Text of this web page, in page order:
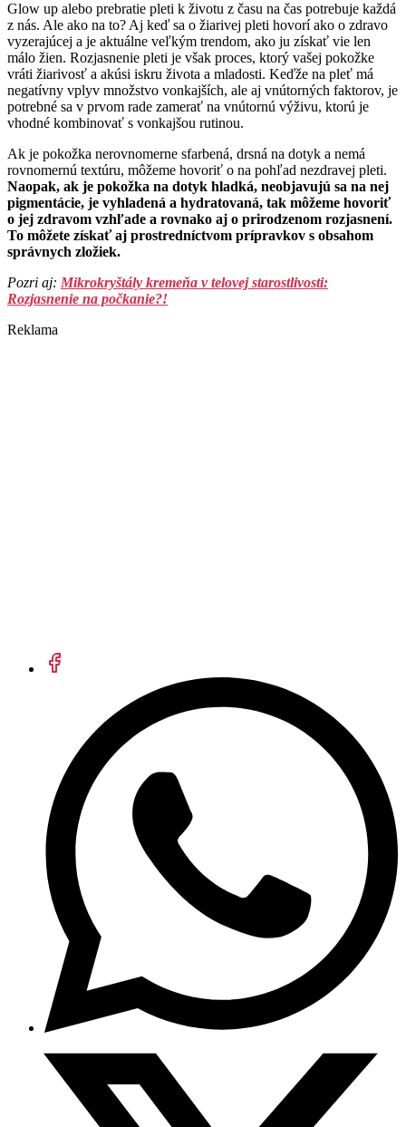
Glow up alebo prebratie pleti k životu z času na čas potrebuje každá
z nás. Ale ako na to? Aj keď sa o žiarivej pleti hovorí ako o zdravo
vyzerajúcej a je aktuálne veľkým trendom, ako ju získať vie len
málo žien. Rozjasnenie pleti je však proces, ktorý vašej pokožke
vráti žiarivosť a akúsi iskru života a mladosti. Keďže na pleť má
negatívny vplyv množstvo vonkajších, ale aj vnútorných faktorov, je
potrebné sa v prvom rade zamerať na vnútornú výživu, ktorú je
vhodné kombinovať s vonkajšou rutinou.
Ak je pokožka nerovnomerne sfarbená, drsná na dotyk a nemá
rovnomernú textúru, môžeme hovoriť o na pohľad nezdravej pleti.
Naopak, ak je pokožka na dotyk hladká, neobjavujú sa na nej
pigmentácie, je vyhladená a hydratovaná, tak môžeme hovoriť
o jej zdravom vzhľade a rovnako aj o prirodzenom rozjasnení.
To môžete získať aj prostredníctvom prípravkov s obsahom
správnych zložiek.
Pozri aj: Mikrokryštály kremeňa v telovej starostlivosti:
Rozjasnenie na počkanie?!
Reklama